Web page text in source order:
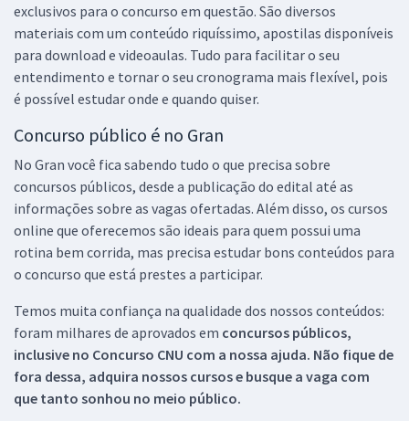
exclusivos para o concurso em questão. São diversos
materiais com um conteúdo riquíssimo, apostilas disponíveis
para download e videoaulas. Tudo para facilitar o seu
entendimento e tornar o seu cronograma mais flexível, pois
é possível estudar onde e quando quiser.
Concurso público é no Gran
No Gran você fica sabendo tudo o que precisa sobre
concursos públicos, desde a publicação do edital até as
informações sobre as vagas ofertadas. Além disso, os cursos
online que oferecemos são ideais para quem possui uma
rotina bem corrida, mas precisa estudar bons conteúdos para
o concurso que está prestes a participar.
Temos muita confiança na qualidade dos nossos conteúdos:
foram milhares de aprovados em concursos públicos,
inclusive no Concurso CNU com a nossa ajuda. Não fique de
fora dessa, adquira nossos cursos e busque a vaga com
que tanto sonhou no meio público.